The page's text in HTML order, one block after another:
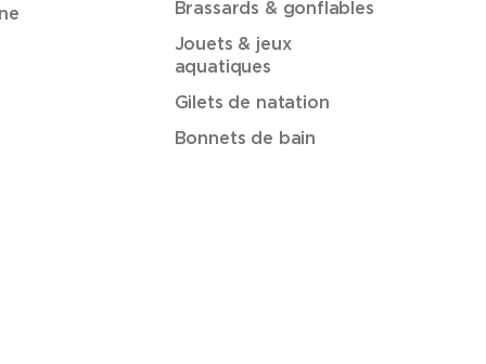
Brassards & gonflables
Jouets & jeux
aquatiques
Gilets de natation
Bonnets de bain